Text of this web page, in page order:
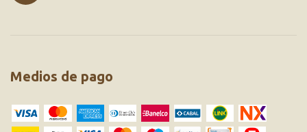
Medios de pago